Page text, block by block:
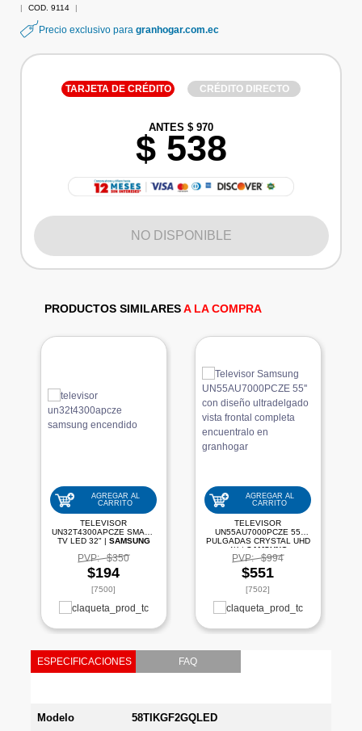
COD. 9114
Precio exclusivo para granhogar.com.ec
TARJETA DE CRÉDITO CRÉDITO DIRECTO
ANTES $ 970
$ 538
NO DISPONIBLE
PRODUCTOS SIMILARESA LA COMPRA
AGREGAR AL
CARRITO
TELEVISOR
UN32T4300APCZE SMART
TV LED 32" | SAMSUNG
PVP: $350
$194
[7500]
AGREGAR AL
CARRITO
TELEVISOR
UN55AU7000PCZE 55
PULGADAS CRYSTAL UHD
4K | SAMSUNG
PVP: $994
$551
[7502]
ESPECIFICACIONES FAQ
Modelo 58TIKGF2GQLED